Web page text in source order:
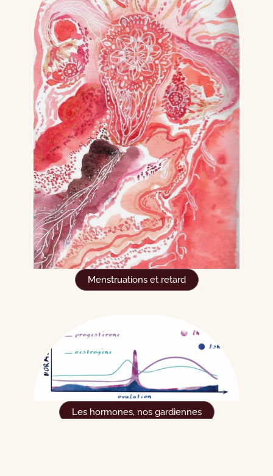
Menstruations et retard
Les hormones, nos gardiennes